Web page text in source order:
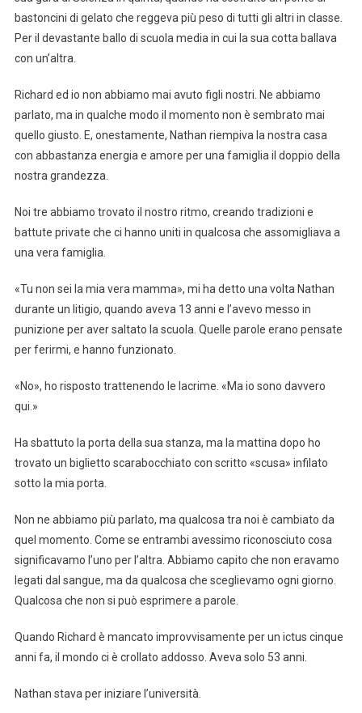
bastoncini di gelato che reggeva più peso di tutti gli altri in classe.
Per il devastante ballo di scuola media in cui la sua cotta ballava
con un’altra.
Richard ed io non abbiamo mai avuto figli nostri. Ne abbiamo
parlato, ma in qualche modo il momento non è sembrato mai
quello giusto. E, onestamente, Nathan riempiva la nostra casa
con abbastanza energia e amore per una famiglia il doppio della
nostra grandezza.
Noi tre abbiamo trovato il nostro ritmo, creando tradizioni e
battute private che ci hanno uniti in qualcosa che assomigliava a
una vera famiglia.
«Tu non sei la mia vera mamma», mi ha detto una volta Nathan
durante un litigio, quando aveva 13 anni e l’avevo messo in
punizione per aver saltato la scuola. Quelle parole erano pensate
per ferirmi, e hanno funzionato.
«No», ho risposto trattenendo le lacrime. «Ma io sono davvero
qui.»
Ha sbattuto la porta della sua stanza, ma la mattina dopo ho
trovato un biglietto scarabocchiato con scritto «scusa» infilato
sotto la mia porta.
Non ne abbiamo più parlato, ma qualcosa tra noi è cambiato da
quel momento. Come se entrambi avessimo riconosciuto cosa
significavamo l’uno per l’altra. Abbiamo capito che non eravamo
legati dal sangue, ma da qualcosa che sceglievamo ogni giorno.
Qualcosa che non si può esprimere a parole.
Quando Richard è mancato improvvisamente per un ictus cinque
anni fa, il mondo ci è crollato addosso. Aveva solo 53 anni.
Nathan stava per iniziare l’università.